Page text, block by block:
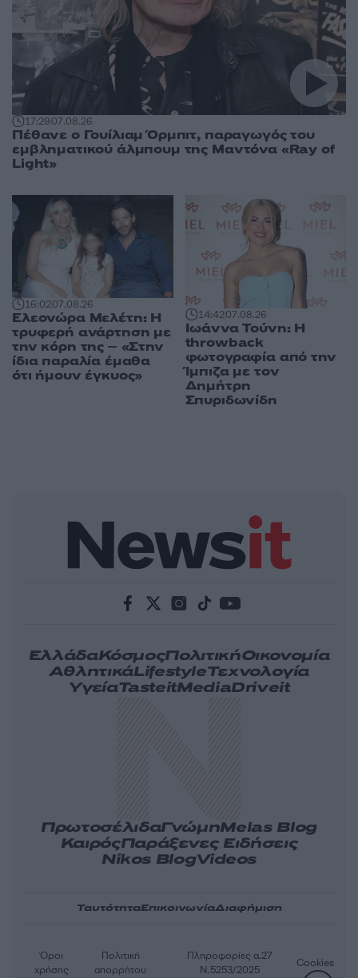
17:2907.08.26
Πέθανε ο Γουίλιαμ Όρμπιτ, παραγωγός του
εμβληματικού άλμπουμ της Μαντόνα «Ray of
Light»
16:0207.08.26
Ελεονώρα Μελέτη: Η
τρυφερή ανάρτηση με
την κόρη της – «Στην
ίδια παραλία έμαθα
ότι ήμουν έγκυος»
14:4207.08.26
Ιωάννα Τούνη: Η
throwback
φωτογραφία από την
Ίμπιζα με τον
Δημήτρη
Σπυριδωνίδη
ΕλλάδαΚόσμοςΠολιτικήΟικονομία
ΑθλητικάLifestyleΤεχνολογία
ΥγείαTasteitMediaDriveit
ΠρωτοσέλιδαΓνώμηMelas Blog
ΚαιρόςΠαράξενες Ειδήσεις
Nikos BlogVideos
ΤαυτότηταΕπικοινωνίαΔιαφήμιση
Όροι
χρήσης
Πολιτική
απορρήτου
Πληροφορίες α.27
Ν.5253/2025
Cookies